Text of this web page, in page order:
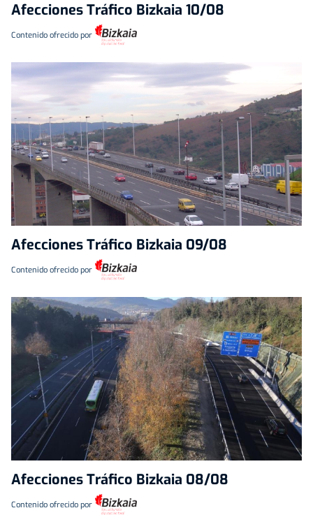
Afecciones Tráfico Bizkaia 10/08
Contenido ofrecido por
Afecciones Tráfico Bizkaia 09/08
Contenido ofrecido por
Afecciones Tráfico Bizkaia 08/08
Contenido ofrecido por